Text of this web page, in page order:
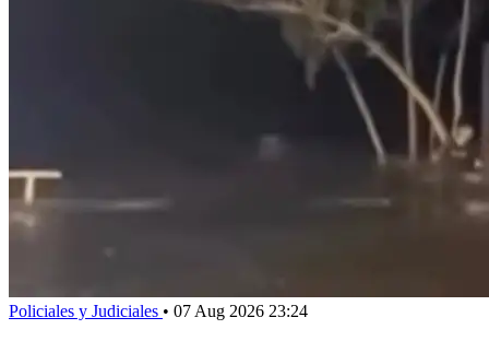
Policiales y Judiciales • 07 Aug 2026 23:24